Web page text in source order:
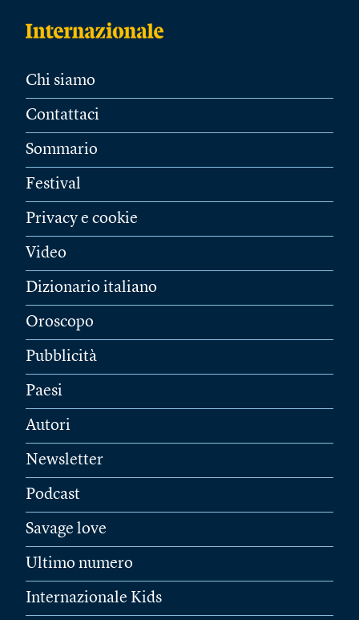
Chi siamo
Contattaci
Sommario
Festival
Privacy e cookie
Video
Dizionario italiano
Oroscopo
Pubblicità
Paesi
Autori
Newsletter
Podcast
Savage love
Ultimo numero
Internazionale Kids